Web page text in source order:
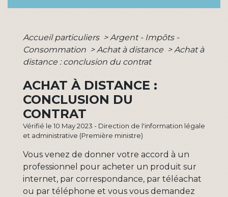
Accueil particuliers > Argent - Impôts -
Consommation > Achat à distance > Achat à
distance : conclusion du contrat
ACHAT À DISTANCE :
CONCLUSION DU
CONTRAT
Vérifié le 10 May 2023 - Direction de l'information légale
et administrative (Première ministre)
Vous venez de donner votre accord à un
professionnel pour acheter un produit sur
internet, par correspondance, par téléachat
ou par téléphone et vous vous demandez